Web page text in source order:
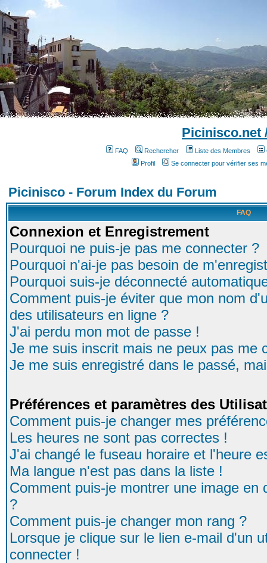
Picinisco.net
FAQ Rechercher Liste des Membres
Profil
Se connecter pour vérifier ses
Picinisco - Forum Index du Forum
FAQ
Connexion et Enregistrement
Pourquoi ne puis-je pas me connecter ?
Pourquoi n'ai-je pas besoin de
Pourquoi suis-je déconnecté
Comment puis-je éviter que mon nom
des utilisateurs en ligne ?
J'ai perdu mon mot de passe !
Je me suis inscrit mais ne peux pas me
Je me suis enregistré dans le passé,
Préférences et paramètres des
Comment puis-je changer mes
Les heures ne sont pas correctes !
J'ai changé le fuseau horaire et l'heure
Ma langue n'est pas dans la liste !
Comment puis-je montrer une image
?
Comment puis-je changer mon rang ?
Lorsque je clique sur le lien e-mail d'un
connecter !